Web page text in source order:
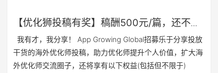
【优化狮投稿有奖】稿酬500元/篇，还不呼
唤朋友来参加？
我有才，我分享！ App Growing Global招募乐于分享投放
干货的海外优化师投稿，助力优化师提升个人价值，扩大海
外优化师交流圈子，还将享有以下权益(包括但不限于)